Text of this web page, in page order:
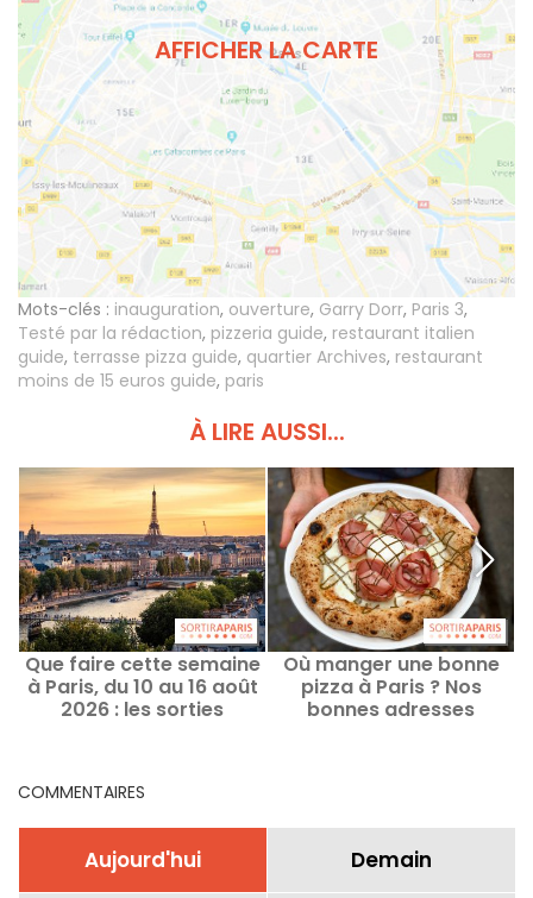
AFFICHER LA CARTE
Mots-clés : inauguration, ouverture, Garry Dorr, Paris 3,
Testé par la rédaction, pizzeria guide, restaurant italien
guide, terrasse pizza guide, quartier Archives, restaurant
moins de 15 euros guide, paris
À LIRE AUSSI...
Que faire cette semaine
à Paris, du 10 au 16 août
2026 : les sorties
Où manger une bonne
pizza à Paris ? Nos
bonnes adresses
COMMENTAIRES
Aujourd'hui Demain